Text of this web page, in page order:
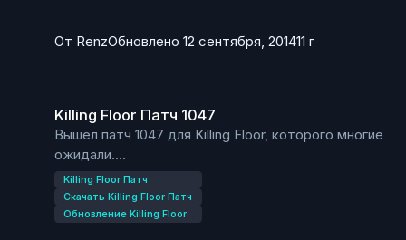
От RenzОбновлено 12 сентября, 201411 г
Killing Floor Патч 1047
Вышел патч 1047 для Killing Floor, которого многие
ожидали.
Игрокам может понравится 2 персонажа DLC —
BANZAI из мода Rising Storm для Red Orchestra 2.
В патче находятся исправления получения
Killing Floor Патч
Скачать Killing Floor Патч
Обновление Killing Floor